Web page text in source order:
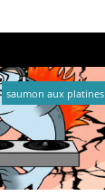
saumon aux platines